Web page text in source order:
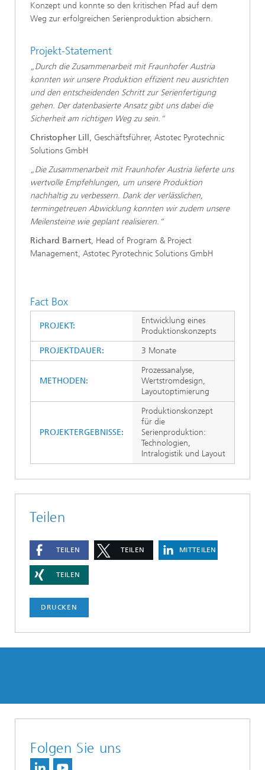
Konzept und konnte so den kritischen Pfad auf dem
Weg zur erfolgreichen Serienproduktion absichern.
Projekt-Statement
„Durch die Zusammenarbeit mit Fraunhofer Austria
konnten wir unsere Produktion effizient neu ausrichten
und den entscheidenden Schritt zur Serienfertigung
gehen. Der datenbasierte Ansatz gibt uns dabei die
Sicherheit am richtigen Weg zu sein.“
Christopher Lill , Geschäftsführer, Astotec Pyrotechnic
Solutions GmbH
„Die Zusammenarbeit mit Fraunhofer Austria lieferte uns
wertvolle Empfehlungen, um unsere Produktion
nachhaltig zu verbessern. Dank der verlässlichen,
termingetreuen Abwicklung konnten wir zudem unsere
Meilensteine wie geplant realisieren.“
Richard Barnert, Head of Program & Project
Management, Astotec Pyrotechnic Solutions GmbH
Fact Box
PROJEKT:
Entwicklung eines
Produktionskonzepts
PROJEKTDAUER:
3 Monate
METHODEN:
Prozessanalyse,
Wertstromdesign,
Layoutoptimierung
PROJEKTERGEBNISSE:
Produktionskonzept
für die
Serienproduktion:
Technologien,
Intralogistik und Layout
Teilen
TEILEN TEILEN MITTEILEN
TEILEN
DRUCKEN
Folgen Sie uns